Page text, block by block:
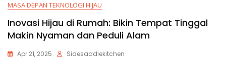
MASA DEPAN TEKNOLOGI HIJAU
Inovasi Hijau di Rumah: Bikin Tempat Tinggal
Makin Nyaman dan Peduli Alam
Apr 21, 2025 Sidesaddlekitchen